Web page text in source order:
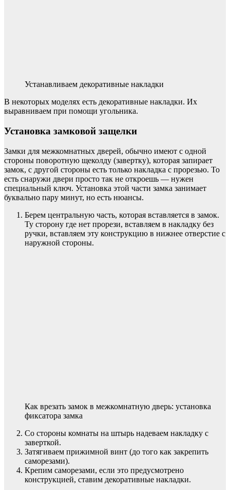
Устанавливаем декоративные накладки
В некоторых моделях есть декоративные накладки. Их
выравниваем при помощи угольника.
Установка замковой защелки
Замки для межкомнатных дверей, обычно имеют с одной
стороны поворотную щеколду (завертку), которая запирает
замок, с другой стороны есть только накладка с прорезью. То
есть снаружи двери просто так не откроешь — нужен
специальный ключ. Установка этой части замка занимает
буквально пару минут, но есть нюансы.
Берем центральную часть, которая вставляется в замок.
Ту сторону где нет прорези, вставляем в накладку без
ручки, вставляем эту конструкцию в нижнее отверстие с
наружной стороны.
Как врезать замок в межкомнатную дверь: установка
фиксатора замка
Со стороны комнаты на штырь надеваем накладку с
заверткой.
Затягиваем прижимной винт (до того как закрепить
саморезами).
Крепим саморезами, если это предусмотрено
конструкцией, ставим декоративные накладки.